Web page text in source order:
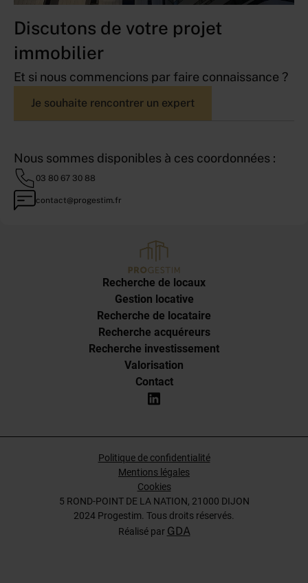
Discutons de votre projet
immobilier
Et si nous commencions par faire connaissance ?
Je souhaite rencontrer un expert
Nous sommes disponibles à ces coordonnées :
03 80 67 30 88
contact@progestim.fr
Recherche de locaux
Gestion locative
Recherche de locataire
Recherche acquéreurs
Recherche investissement
Valorisation
Contact
5 ROND-POINT DE LA NATION, 21000 DIJON
2024 Progestim. Tous droits réservés.
Politique de confidentialité
Mentions légales
Cookies
Réalisé par GDA